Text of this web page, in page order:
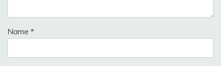
Name *